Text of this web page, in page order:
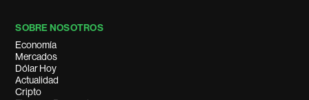
SOBRE NOSOTROS
Economía
Mercados
Dólar Hoy
Actualidad
Cripto